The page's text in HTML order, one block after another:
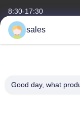
8:30-17:30
Ons adres
Kamer 1311, gebouw
sales
Good day, what